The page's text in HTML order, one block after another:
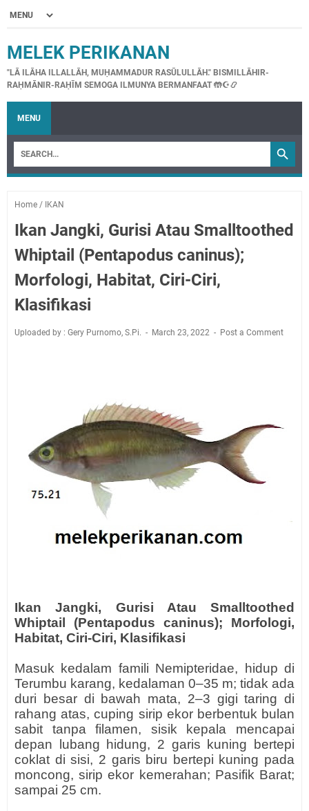
MELEK PERIKANAN
"LĀ ILĀHA ILLALLĀH, MUḤAMMADUR RASŪLULLĀH." BISMILLĀHIR-
RAḤMĀNIR-RAḤĪM SEMOGA ILMUNYA BERMANFAAT 🤲☪📿
MENU
Home / IKAN
Ikan Jangki, Gurisi Atau Smalltoothed
Whiptail (Pentapodus caninus);
Morfologi, Habitat, Ciri-Ciri,
Klasifikasi
Uploaded by : Gery Purnomo, S.Pi. March 23, 2022 Post a Comment
Ikan Jangki, Gurisi Atau Smalltoothed
Whiptail (Pentapodus caninus); Morfologi,
Habitat, Ciri-Ciri, Klasifikasi
Masuk kedalam famili Nemipteridae, hidup di
Terumbu karang, kedalaman 0–35 m; tidak ada
duri besar di bawah mata, 2–3 gigi taring di
rahang atas, cuping sirip ekor berbentuk bulan
sabit tanpa filamen, sisik kepala mencapai
depan lubang hidung, 2 garis kuning bertepi
coklat di sisi, 2 garis biru bertepi kuning pada
moncong, sirip ekor kemerahan; Pasifik Barat;
sampai 25 cm.